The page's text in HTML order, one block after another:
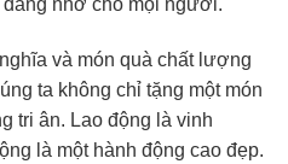
đáng nhớ cho mọi người.
và món quà chất lượng
ta không chỉ tặng một món
tri ân. Lao động là vinh
là một hành động cao đẹp.